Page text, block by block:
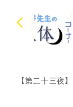
【第二十三夜